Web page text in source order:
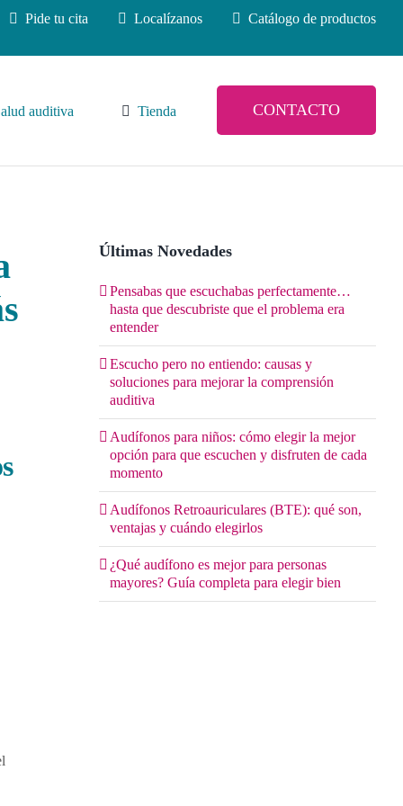
Pide tu cita Localízanos Catálogo de productos
auditiva Tienda CONTACTO
Últimas Novedades
Pensabas que escuchabas perfectamente…
hasta que descubriste que el problema era
entender
Escucho pero no entiendo: causas y
soluciones para mejorar la comprensión
auditiva
Audífonos para niños: cómo elegir la mejor
opción para que escuchen y disfruten de cada
momento
Audífonos Retroauriculares (BTE): qué son,
ventajas y cuándo elegirlos
¿Qué audífono es mejor para personas
mayores? Guía completa para elegir bien